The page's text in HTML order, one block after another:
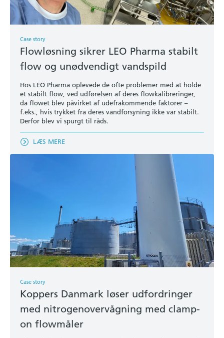
Case story
Flowløsning sikrer LEO Pharma stabilt
flow og unødvendigt vandspild
Hos LEO Pharma oplevede de ofte problemer med at holde
et stabilt flow, ved udførelsen af deres flowkalibreringer,
da flowet blev påvirket af udefrakommende faktorer –
f.eks., hvis trykket fra deres vandforsyning ikke var stabilt.
Derfor blev vi spurgt til råds.
LÆS MERE
Case story
Koppers Danmark løser udfordringer
med nitrogenovervågning med clamp-
on flowmåler